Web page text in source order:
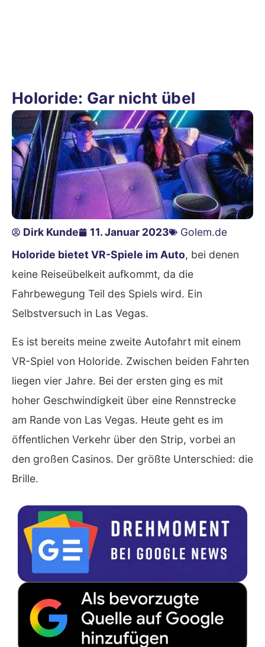
Holoride: Gar nicht übel
Dirk Kunde 11. Januar 2023
Golem.de
Holoride bietet VR-Spiele im Auto, bei denen
keine Reiseübelkeit aufkommt, da die
Fahrbewegung Teil des Spiels wird. Ein
Selbstversuch in Las Vegas.
Es ist bereits meine zweite Autofahrt mit einem
VR-Spiel von Holoride. Zwischen beiden Fahrten
liegen vier Jahre. Bei der ersten ging es mit
hoher Geschwindigkeit über eine Rennstrecke
am Rande von Las Vegas. Heute geht es im
öffentlichen Verkehr über den Strip, vorbei an
den großen Casinos. Der größte Unterschied: die
Brille.